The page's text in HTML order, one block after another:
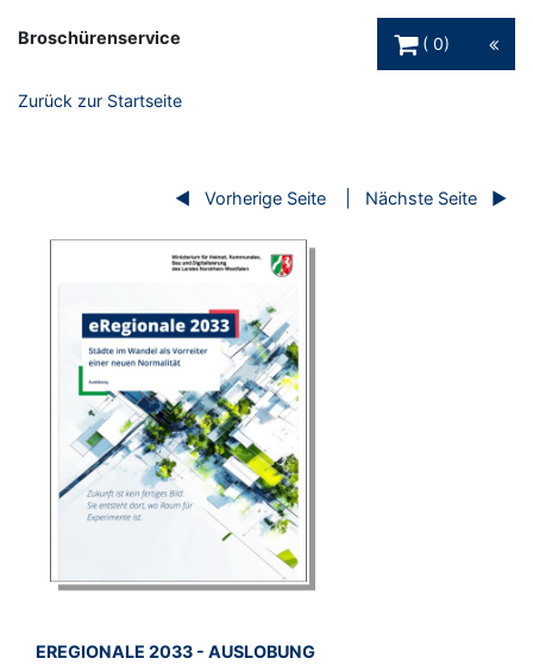
Broschürenservice
0
Zurück zur Startseite
Vorherige Seite Nächste Seite
BROSCHÜRE:
EREGIONALE 2033 - AUSLOBUNG